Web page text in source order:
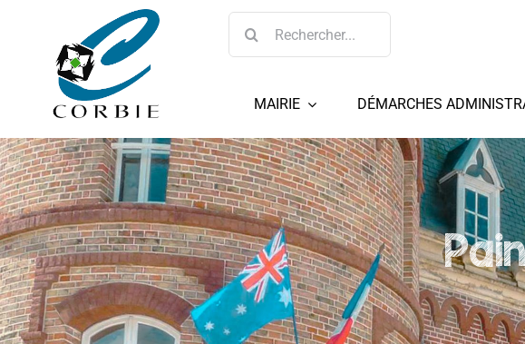
Rechercher:
MAIRIE DÉMARCHES